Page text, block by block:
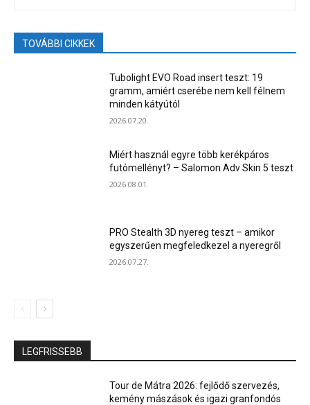
TOVÁBBI CIKKEK
Tubolight EVO Road insert teszt: 19
gramm, amiért cserébe nem kell félnem
minden kátyútól
2026.07.20.
Miért használ egyre több kerékpáros
futómellényt? – Salomon Adv Skin 5 teszt
2026.08.01.
PRO Stealth 3D nyereg teszt – amikor
egyszerűen megfeledkezel a nyeregről
2026.07.27.
LEGFRISSEBB
Tour de Mátra 2026: fejlődő szervezés,
kemény mászások és igazi granfondós